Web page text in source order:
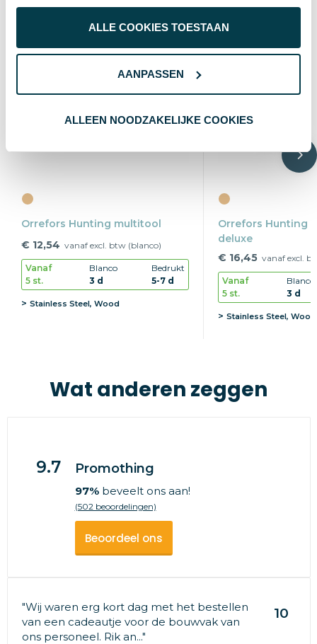
ALLE COOKIES TOESTAAN
AANPASSEN
ALLEEN NOODZAKELIJKE COOKIES
Orrefors Hunting multitool
€ 12,54 vanaf excl. btw (blanco)
Vanaf
5 st.
Blanco
3 d
Bedrukt
5-7 d
Stainless Steel, Wood
Orrefors Hunting
deluxe
€ 16,45 vanaf excl.
Vanaf
5 st.
Blanco
3 d
Stainless Steel, Wood
Wat anderen zeggen
9.7 Promothing
97%beveelt ons aan!
(502 beoordelingen)
Beoordeel ons
"Wij waren erg kort dag met het bestellen
van een cadeautje voor de bouwvak van
ons personeel. Rik an..."
10